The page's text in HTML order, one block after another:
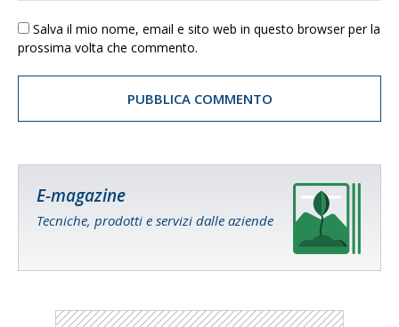
Salva il mio nome, email e sito web in questo browser per la
prossima volta che commento.
E-magazine
Tecniche, prodotti e servizi dalle aziende